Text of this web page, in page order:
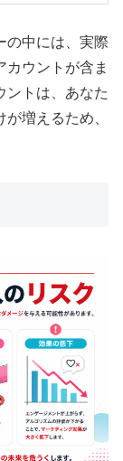
の中には、実際
カウントが含ま
ントは、あなた
増えるため、